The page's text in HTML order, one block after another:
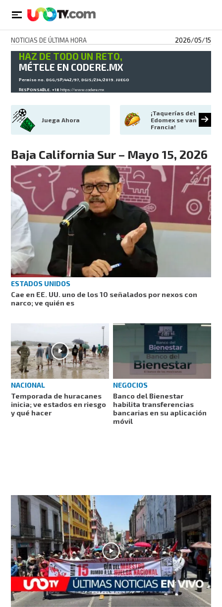
NOTICIAS DE ÚLTIMA HORA 2026/05/15
HAZ DE TODO UN RETO,
MÉTELE EN CODERE.MX
Permiso no. DGG/SP/442/97, DGJS/234/2019. JUEGO
RESPONSABLE. +18https://www.codere.mx
Juega Ahora
¡Taquerías del
Edomex se van a
Francia!
Baja California Sur – Mayo 15, 2026
ESTADOS UNIDOS
Cae en EE. UU. uno de los 10 señalados por nexos con
narco; ve quién es
NACIONAL
Temporada de huracanes
inicia; ve estados en riesgo
y qué hacer
NEGOCIOS
Banco del Bienestar
habilita transferencias
bancarias en su aplicación
móvil